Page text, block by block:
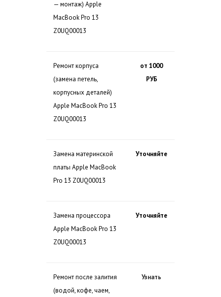
— монтаж) Apple
MacBook Pro 13
Z0UQ00013
Ремонт корпуса
(замена петель,
корпусных деталей)
Apple MacBook Pro 13
Z0UQ00013
от 1000
РУБ
Замена материнской
платы Apple MacBook
Pro 13 Z0UQ00013
Уточняйте
Замена процессора
Apple MacBook Pro 13
Z0UQ00013
Уточняйте
Ремонт после залития
(водой, кофе, чаем,
Узнать